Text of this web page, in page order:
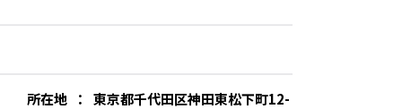
所在地 ：
東京都千代田区神田東松下町12-